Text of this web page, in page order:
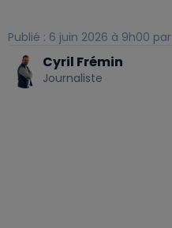
Publié : 6 juin 2026 à 9h00 par
Cyril Frémin
Journaliste